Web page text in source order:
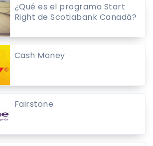
¿Qué es el programa Start
Right de Scotiabank Canadá?
Cash Money
Fairstone